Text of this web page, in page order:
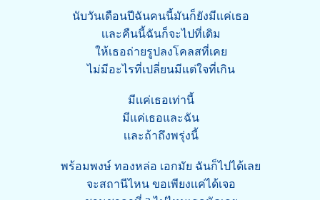
นับวันเดือนปีฉันคนนี้มันก็ยังมีเเค่เธอ
เเละคืนนี้ฉันก็จะไปที่เดิม
ให้เธอถ่ายรูปลงโคลสที่เคย
ไม่มีอะไรที่เปลี่ยนมีเเต่ใจที่เกิน
มีเเค่เธอเท่านี้
มีเเค่เธอและฉัน
เเละถ้าถึงพรุ่งนี้
พร้อมพงษ์ ทองหล่อ เอกมัย ฉันก็ไปได้เลย
จะสถานีไหน ขอเพียงเเค่ได้เจอ